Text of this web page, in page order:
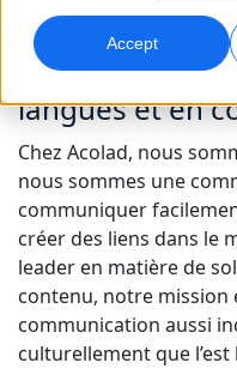
Accept
Touchez et
Transcription
Transformez l’audio en
Services de
Renforcez vos IA avec
Contrôles qualité
Doublage IA
Doublage efficace à
Services de
Optimisez l’IA avec
Maîtriser la traduction
mondiales
Conseils pour optimiser
Carrières
Construisez votre
Opportunités
Rejoignez notre
Un réseau
langues et en
Chez Acolad, nous
nous sommes une
communiquer
créer des liens dans le
leader en matière de
contenu, notre mission
communication aussi
culturellement que